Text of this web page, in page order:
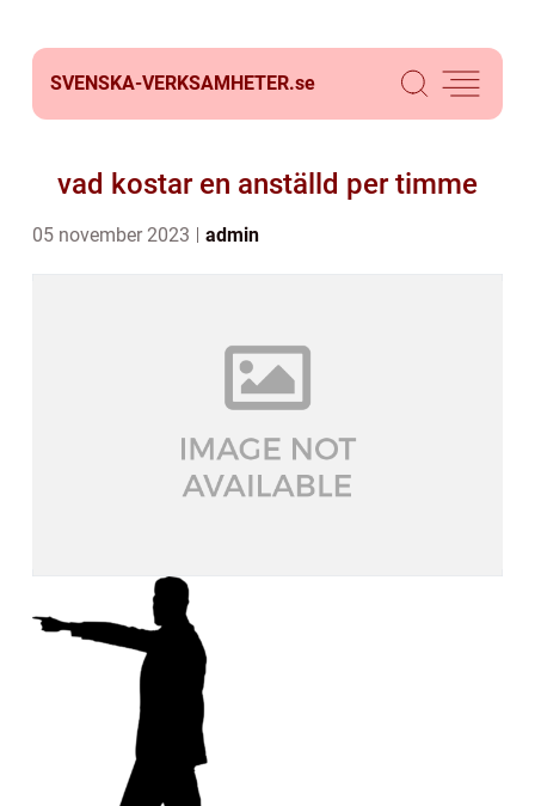
SVENSKA-VERKSAMHETER.se
vad kostar en anställd per timme
05 november 2023 admin